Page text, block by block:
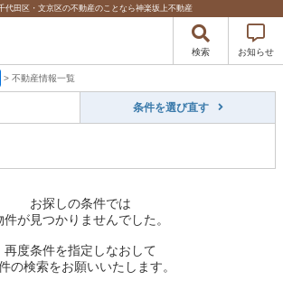
代田区・文京区の不動産のことなら神楽坂上不動産
検索 お知らせ
> 不動産情報一覧
条件を選び直す
お探しの条件では
件が見つかりませんでした。
再度条件を指定しなおして
の検索をお願いいたします。